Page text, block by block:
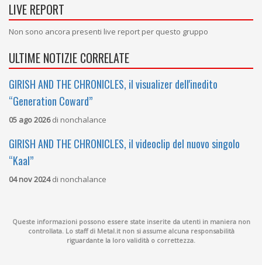
LIVE REPORT
Non sono ancora presenti live report per questo gruppo
ULTIME NOTIZIE CORRELATE
GIRISH AND THE CHRONICLES, il visualizer dell'inedito
“Generation Coward”
05 ago 2026di nonchalance
GIRISH AND THE CHRONICLES, il videoclip del nuovo singolo
“Kaal”
04 nov 2024di nonchalance
Queste informazioni possono essere state inserite da utenti in maniera non
controllata. Lo staff di Metal.it non si assume alcuna responsabilità
riguardante la loro validità o correttezza.